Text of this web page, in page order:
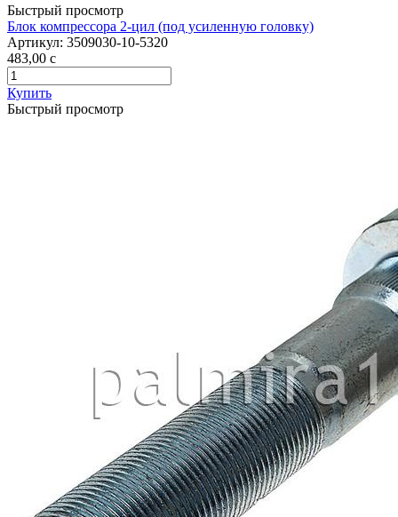
Быстрый просмотр
Блок компрессора 2-цил (под усиленную головку)
Артикул: 3509030-10-5320
483,00 c
Купить
Быстрый просмотр